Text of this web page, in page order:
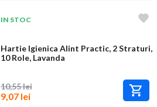
IN STOC
Hartie Igienica Alint Practic, 2 Straturi,
10 Role, Lavanda
10,55 lei
9,07 lei